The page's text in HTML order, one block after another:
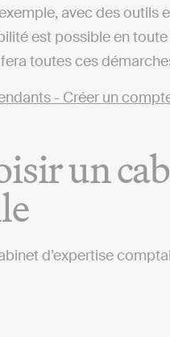
avec des outils
est possible en
toutes ces
un
d’expertise